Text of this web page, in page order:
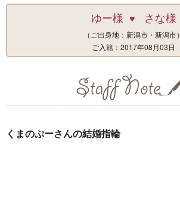
ゆー様 ♥ さな様
（ご出身地：新潟市・新潟市）
ご入籍：2017年08月03日
くまのぷーさんの結婚指輪